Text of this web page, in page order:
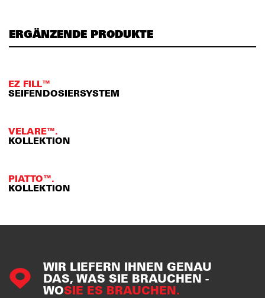
ERGÄNZENDE PRODUKTE
EZ FILL™
SEIFENDOSIERSYSTEM
VELARE™.
KOLLEKTION
PIATTO™.
KOLLEKTION
WIR LIEFERN IHNEN GENAU
DAS, WAS SIE BRAUCHEN -
WOSIE ES BRAUCHEN.